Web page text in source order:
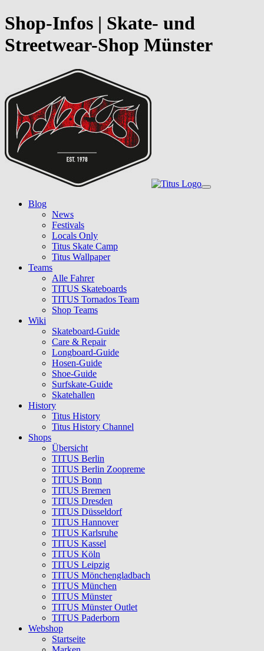
Shop-Infos | Skate- und
Streetwear-Shop Münster
main
content
Toggle
Blog
News
Festivals
Locals Only
Titus Skate Camp
Titus Wallpaper
Teams
Alle Fahrer
TITUS Skateboards
TITUS Tornados Team
Shop Teams
Wiki
Skateboard-Guide
Care & Repair
Longboard-Guide
Hosen-Guide
Shoe-Guide
Surfskate-Guide
Skatehallen
History
Titus History
Titus History Channel
Shops
Übersicht
TITUS Berlin
TITUS Berlin Zoopreme
TITUS Bonn
TITUS Bremen
TITUS Dresden
TITUS Düsseldorf
TITUS Hannover
TITUS Karlsruhe
TITUS Kassel
TITUS Köln
TITUS Leipzig
TITUS Mönchengladbach
TITUS München
TITUS Münster
TITUS Münster Outlet
TITUS Paderborn
Webshop
Startseite